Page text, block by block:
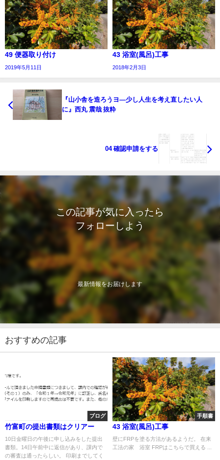
49 便器取り付け
2019年5月11日
43 浴室(風呂)工事
2018年2月3日
『山小舎を造ろうヨ―少し人生を考え直したい人
に』西丸 震哉 抜粋
04 確認申請をする
この記事が気に入ったら
フォローしよう
最新情報をお届けします
おすすめの記事
ブログ
竹富町の提出書類はクリアー
10日金曜日の午後に申し込みをした提出
書類。14日午前中に返信があり、課内で
の審査は通ったらしい。 印刷までしてく
手順書
43 浴室(風呂)工事
壁にFRPを塗る方法があるようだ。 在来
工法の家 浴室 FRPはこちらで買える ...